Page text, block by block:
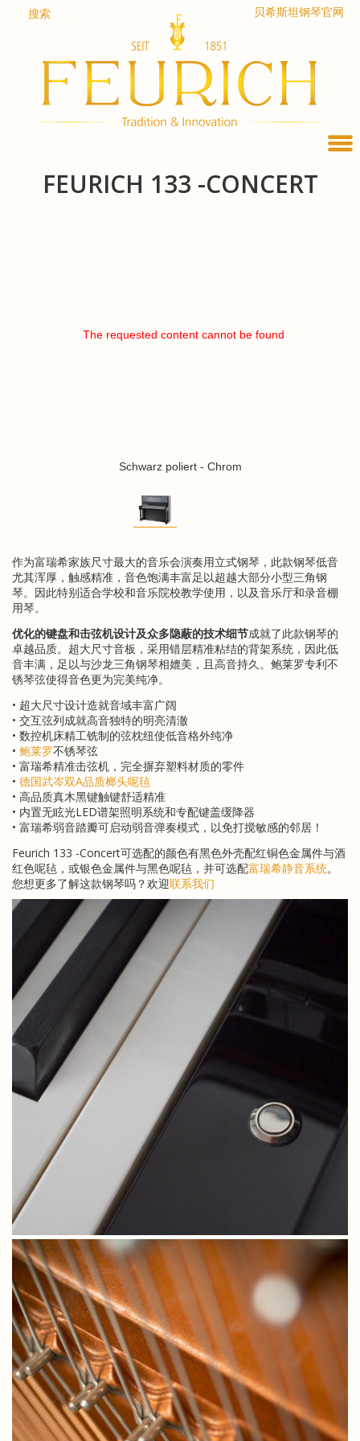
搜索 贝希斯坦钢琴官网
FEURICH 133 -CONCERT
The requested content cannot be found
Schwarz poliert - Chrom
作为富瑞希家族尺寸最大的音乐会演奏用立式钢琴，此款钢琴低音
尤其浑厚，触感精准，音色饱满丰富足以超越大部分小型三角钢
琴。因此特别适合学校和音乐院校教学使用，以及音乐厅和录音棚
用琴。
优化的键盘和击弦机设计及众多隐蔽的技术细节成就了此款钢琴的
卓越品质。超大尺寸音板，采用错层精准粘结的背架系统，因此低
音丰满，足以与沙龙三角钢琴相媲美，且高音持久。鲍莱罗专利不
锈琴弦使得音色更为完美纯净。
• 超大尺寸设计造就音域丰富广阔
• 交互弦列成就高音独特的明亮清澈
• 数控机床精工铣制的弦枕纽使低音格外纯净
• 鲍莱罗不锈琴弦
• 富瑞希精准击弦机，完全摒弃塑料材质的零件
• 德国武岑双A品质榔头呢毡
• 高品质真木黑键触键舒适精准
• 内置无眩光LED谱架照明系统和专配键盖缓降器
• 富瑞希弱音踏瓣可启动弱音弹奏模式，以免打搅敏感的邻居！
Feurich 133 -Concert可选配的颜色有黑色外壳配红铜色金属件与酒
红色呢毡，或银色金属件与黑色呢毡，并可选配富瑞希静音系统。
您想更多了解这款钢琴吗？欢迎联系我们